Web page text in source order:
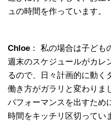
ュの時間を作っています。
Chloe ： 私の場合は子ども
週末のスケジュールがカレ
るので、日々計画的に動く
働き方がガラリと変わりま
パフォーマンスを出すため
時間をキッチリ区切ってい